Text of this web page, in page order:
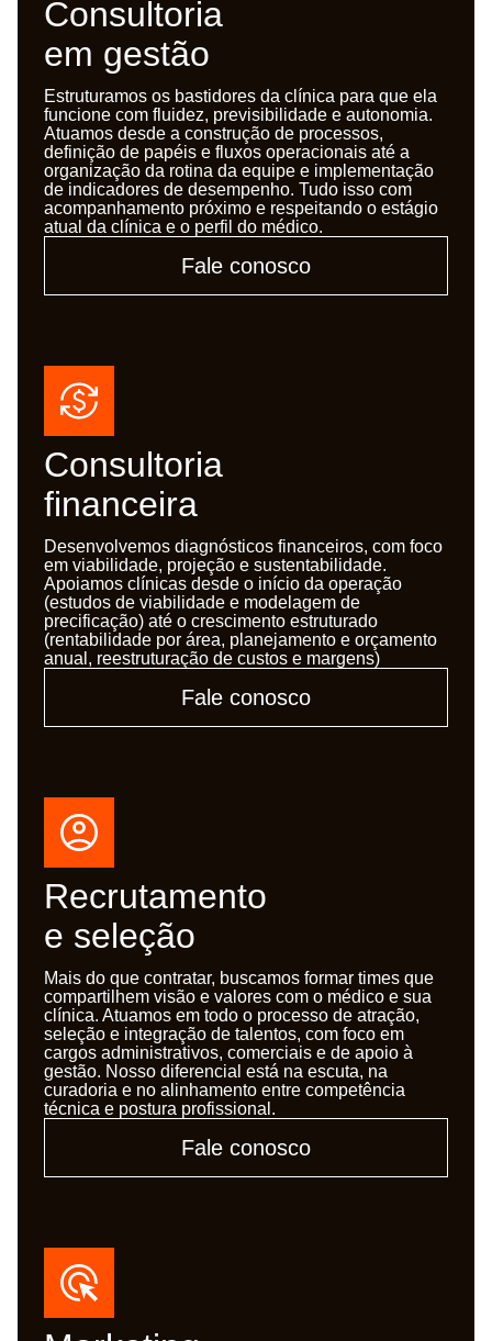
Consultoria
em gestão
Estruturamos os bastidores da clínica para que ela
funcione com fluidez, previsibilidade e autonomia.
Atuamos desde a construção de processos,
definição de papéis e fluxos operacionais até a
organização da rotina da equipe e implementação
de indicadores de desempenho. Tudo isso com
acompanhamento próximo e respeitando o estágio
atual da clínica e o perfil do médico.
Fale conosco
Consultoria
financeira
Desenvolvemos diagnósticos financeiros, com foco
em viabilidade, projeção e sustentabilidade.
Apoiamos clínicas desde o início da operação
(estudos de viabilidade e modelagem de
precificação) até o crescimento estruturado
(rentabilidade por área, planejamento e orçamento
anual, reestruturação de custos e margens)
Fale conosco
Recrutamento
e seleção
Mais do que contratar, buscamos formar times que
compartilhem visão e valores com o médico e sua
clínica. Atuamos em todo o processo de atração,
seleção e integração de talentos, com foco em
cargos administrativos, comerciais e de apoio à
gestão. Nosso diferencial está na escuta, na
curadoria e no alinhamento entre competência
técnica e postura profissional.
Fale conosco